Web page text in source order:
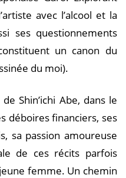
avec l’alcool et la
ses questionnements
un canon du
du moi).
Shin’ichi Abe, dans le
déboires financiers, ses
sa passion amoureuse
de ces récits parfois
femme. Un chemin